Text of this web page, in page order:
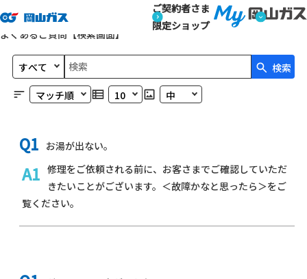
ご契約者さま
限定ショップ
トップページ
よくあるご質問一覧
よくあるご質問
よくあるご質問【検索画面】
文書種別を選択
検索キーワード入力
検索
並び替えを選択
最大表示件数を選択画像サイズを選択
お湯が出ない。
修理をご依頼される前に、お客さまでご確認していただ
きたいことがございます。＜故障かなと思ったら＞をご
覧ください。